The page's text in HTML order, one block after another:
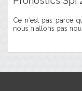
Ce n'est pas parce
nous n'allons pas